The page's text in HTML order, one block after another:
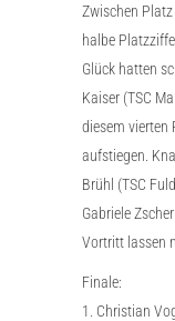
Zwischen
halbe
Glück hatten
Kaiser (TSC
diesem vierten
aufstiegen.
Brühl (TSC
Gabriele
Vortritt lassen
Finale:
1. Christian